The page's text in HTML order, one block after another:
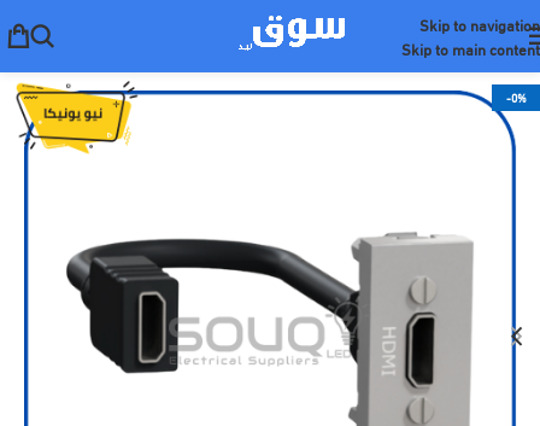
Skip to navigation
Skip to main content
-0%